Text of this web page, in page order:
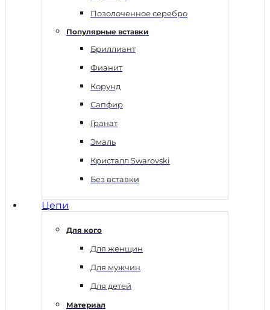
Позолоченное серебро
Популярные вставки
Бриллиант
Фианит
Корунд
Сапфир
Гранат
Эмаль
Кристалл Swarovski
Без вставки
Цепи
Для кого
Для женщин
Для мужчин
Для детей
Материал